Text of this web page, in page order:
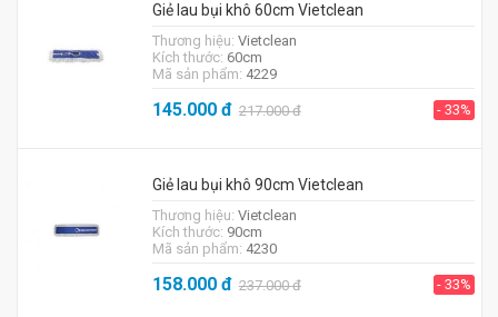
Giẻ lau bụi khô 60cm Vietclean
Thương hiệu: Vietclean
Kích thước: 60cm
Mã sản phẩm: 4229
145.000đ 217.000đ - 33%
Giẻ lau bụi khô 90cm Vietclean
Thương hiệu: Vietclean
Kích thước: 90cm
Mã sản phẩm: 4230
158.000đ 237.000đ - 33%